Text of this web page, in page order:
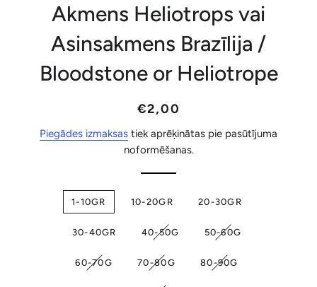
Akmens Heliotrops vai
Asinsakmens Brazīlija /
Bloodstone or Heliotrope
Parastā
Akcijas
€2,00
Piegādes izmaksas tiek aprēķinātas pie pasūtījuma
noformēšanas.
1-10GR 10-20GR 20-30GR
30-40GR 40-50G 50-60G
60-70G 70-80G 80-90G